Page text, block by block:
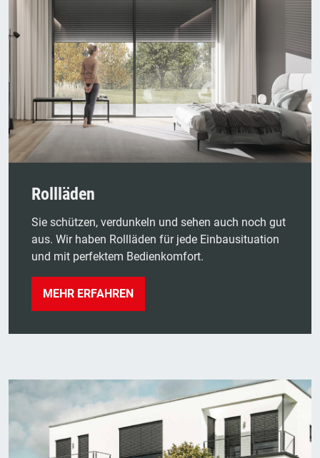
Rollläden
Sie schützen, verdunkeln und sehen auch noch gut
aus. Wir haben Rollläden für jede Einbausituation
und mit perfektem Bedienkomfort.
MEHR ERFAHREN